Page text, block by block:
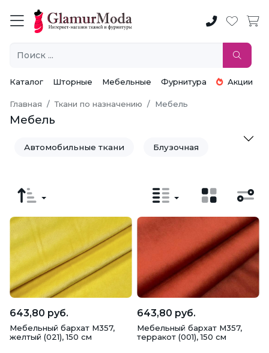
Каталог Шторные Мебельные Фурнитура Акции
Главная Ткани по назначению Мебель
Мебель
Автомобильные ткани Блузочная
Детские ткани Домашний текстиль
Занавесы Интерьерные ткани
Костюмы Купальники Куртки
Мебель Медицинские ткани
643,80 руб.
Мебельный бархат M357,
желтый (021), 150 см
643,80 руб.
Мебельный бархат M357,
терракот (001), 150 см